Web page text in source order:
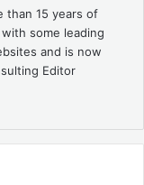
than 15 years of
some leading
and is now
Editor